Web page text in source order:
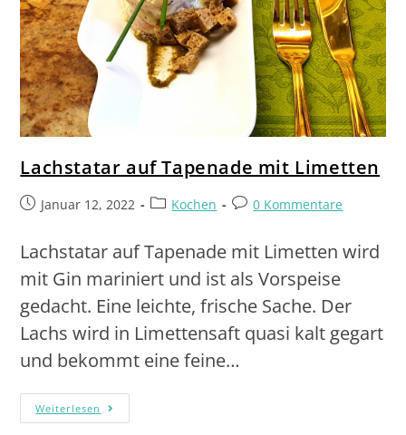
Lachstatar auf Tapenade mit Limetten
Januar 12, 2022 Kochen 0 Kommentare
Lachstatar auf Tapenade mit Limetten wird
mit Gin mariniert und ist als Vorspeise
gedacht. Eine leichte, frische Sache. Der
Lachs wird in Limettensaft quasi kalt gegart
und bekommt eine feine…
Weiterlesen